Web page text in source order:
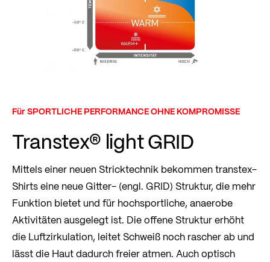
Für SPORTLICHE PERFORMANCE OHNE KOMPROMISSE
Transtex® light GRID
Mittels einer neuen Stricktechnik bekommen transtex-
Shirts eine neue Gitter- (engl. GRID) Struktur, die mehr
Funktion bietet und für hochsportliche, anaerobe
Aktivitäten ausgelegt ist. Die offene Struktur erhöht
die Luftzirkulation, leitet Schweiß noch rascher ab und
lässt die Haut dadurch freier atmen. Auch optisch